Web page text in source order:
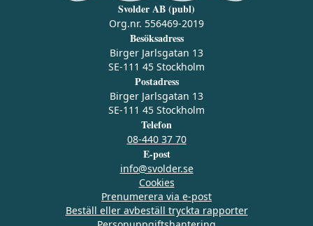
Svolder AB (publ)
Org.nr. 556469-2019
Besöksadress
Birger Jarlsgatan 13
SE-111 45 Stockholm
Postadress
Birger Jarlsgatan 13
SE-111 45 Stockholm
Telefon
08-440 37 70
E-post
info@svolder.se
Cookies
Prenumerera via e‑post
Beställ eller avbeställ tryckta rapporter